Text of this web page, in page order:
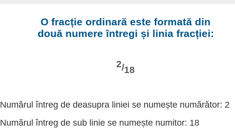
O fracție ordinară este formată din
două numere întregi și linia fracției:
2/18
Numărul întreg de deasupra liniei se numește numărător: 2
Numărul întreg de sub linie se numește numitor: 18